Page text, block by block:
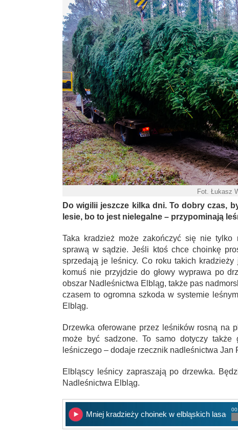
Fot. Łukasz
Do wigilii jeszcze kilka dni. To dobry czas,
lesie, bo to jest nielegalne – przypominają
Taka kradzież może zakończyć się nie tylko
sprawą w sądzie. Jeśli ktoś chce choinkę
sprzedają je leśnicy. Co roku takich
komuś nie przyjdzie do głowy wyprawa po
obszar Nadleśnictwa Elbląg, także pas
czasem to ogromna szkoda w systemie
Elbląg.
Drzewka oferowane przez leśników rosną na
może być sadzone. To samo dotyczy
leśniczego – dodaje rzecznik nadleśnictwa Jan
Elbląscy leśnicy zapraszają po drzewka.
Nadleśnictwa Elbląg.
Mniej kradzieży choinek w elbląskich lasach